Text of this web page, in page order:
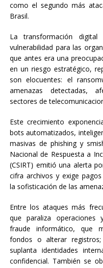
como el segundo más
Brasil.
La transformación
vulnerabilidad para las
que antes era una
en un riesgo estratégico,
son elocuentes: el
amenazas detectadas,
sectores de
Este crecimiento
bots automatizados,
masivas de phishing y
Nacional de Respuesta a
(CSIRT) emitió una alerta
cifra archivos y exige
la sofisticación de las
Entre los ataques más
que paraliza operaciones
fraude informático, que
fondos o alterar
suplanta identidades
confidencial. También se